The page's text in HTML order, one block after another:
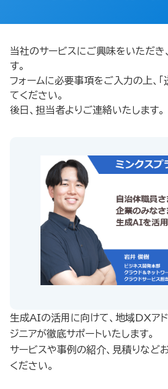
当社のサービスにご興味をいただき
す。
フォームに必要事項をご入力の上、「
てください。
後日、担当者よりご連絡いたします。
生成AIの活用に向けて、地域DXア
ジニアが徹底サポートいたします。
サービスや事例の紹介、見積りなど
ください。​